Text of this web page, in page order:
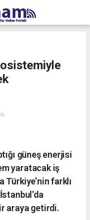
güneş enerjisi
yaratacak iş
Türkiye’nin farklı
araya getirdi.